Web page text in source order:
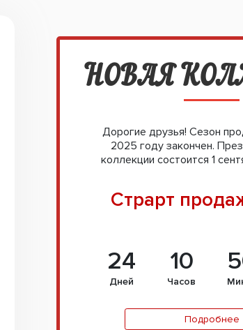
НОВАЯ
Дорогие друзья! Сезон
2025 году закончен.
коллекции состоится 1
Страрт
24
Дней
10
Часов
Подробнее